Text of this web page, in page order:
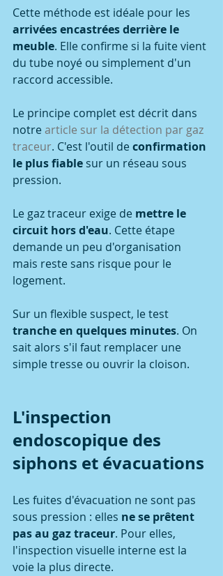
Cette méthode est idéale pour les
arrivées encastrées derrière le
meuble. Elle confirme si la fuite vient
du tube noyé ou simplement d'un
raccord accessible.
Le principe complet est décrit dans
notre article sur la détection par gaz
traceur. C'est l'outil de confirmation
le plus fiable sur un réseau sous
pression.
Le gaz traceur exige de mettre le
circuit hors d'eau. Cette étape
demande un peu d'organisation
mais reste sans risque pour le
logement.
Sur un flexible suspect, le test
tranche en quelques minutes. On
sait alors s'il faut remplacer une
simple tresse ou ouvrir la cloison.
L'inspection
endoscopique des
siphons et évacuations
Les fuites d'évacuation ne sont pas
sous pression : elles ne se prêtent
pas au gaz traceur. Pour elles,
l'inspection visuelle interne est la
voie la plus directe.